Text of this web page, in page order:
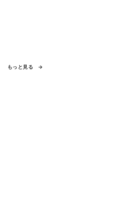
もっと見る